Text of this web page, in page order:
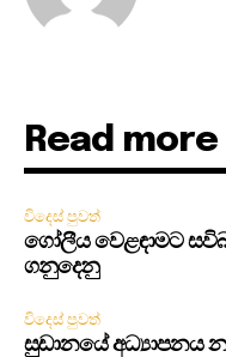
Read more
විදෙස් පුවත්
ගෝලීය වෙළඳාමට
ගනුදෙනු
විදෙස් පුවත්
සුඩානයේ අධ්‍යාපනය